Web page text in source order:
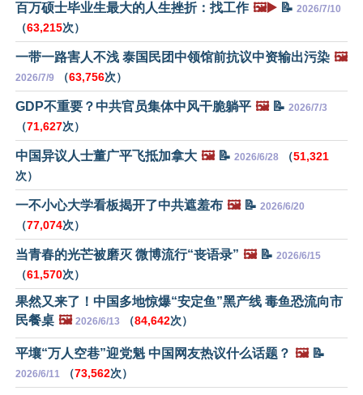
百万硕士毕业生最大的人生挫折：找工作 🖼️▶️ 📝 2026/7/10
（63,215次）
一带一路害人不浅 泰国民团中领馆前抗议中资输出污染 🖼️
2026/7/9 （63,756次）
GDP不重要？中共官员集体中风干脆躺平 🖼️📝 2026/7/3
（71,627次）
中国异议人士董广平飞抵加拿大 🖼️📝 2026/6/28 （51,321
次）
一不小心大学看板揭开了中共遮羞布 🖼️📝 2026/6/20
（77,074次）
当青春的光芒被磨灭 微博流行“丧语录” 🖼️📝 2026/6/15
（61,570次）
果然又来了！中国多地惊爆“安定鱼”黑产线 毒鱼恐流向市
民餐桌 🖼️ 2026/6/13 （84,642次）
平壤“万人空巷”迎党魁 中国网友热议什么话题？ 🖼️📝
2026/6/11 （73,562次）